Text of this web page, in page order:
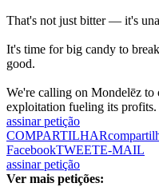
That's not just bitter — it's
It's time for big candy to
good.
We're calling on Mondelēz to
exploitation fueling its profits.
assinar petição
COMPARTILHAR
FacebookTWEETE-MAIL
assinar petição
Ver mais petições: